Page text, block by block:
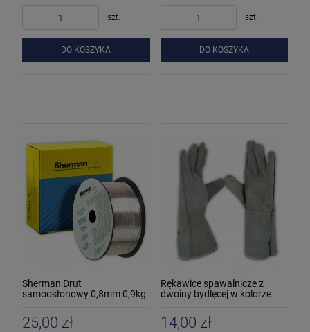
szt.
DO KOSZYKA
szt.
DO KOSZYKA
Sherman Drut
samoosłonowy 0,8mm 0,9kg
25,00 zł
Rękawice spawalnicze z
dwoiny bydlęcej w kolorze
14,00 zł